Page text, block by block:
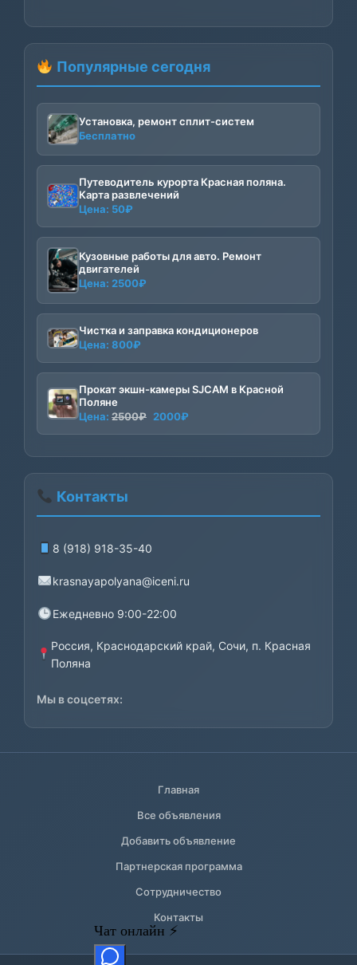
Популярные сегодня
Установка, ремонт сплит-систем
Бесплатно
Путеводитель курорта Красная поляна.
Карта развлечений
Цена: 50₽
Кузовные работы для авто. Ремонт
двигателей
Цена: 2500₽
Чистка и заправка кондиционеров
Цена: 800₽
Прокат экшн-камеры SJCAM в Красной
Поляне
Цена: 2500₽ Первоначальная
2000₽
Контакты
8 (918) 918-35-40
krasnayapolyana@iceni.ru
Ежедневно 9:00-22:00
Россия, Краснодарский край, Сочи, п. Красная
Поляна
Мы в соцсетях:
Главная
Все объявления
Добавить объявление
Партнерская программа
Сотрудничество
Контакты